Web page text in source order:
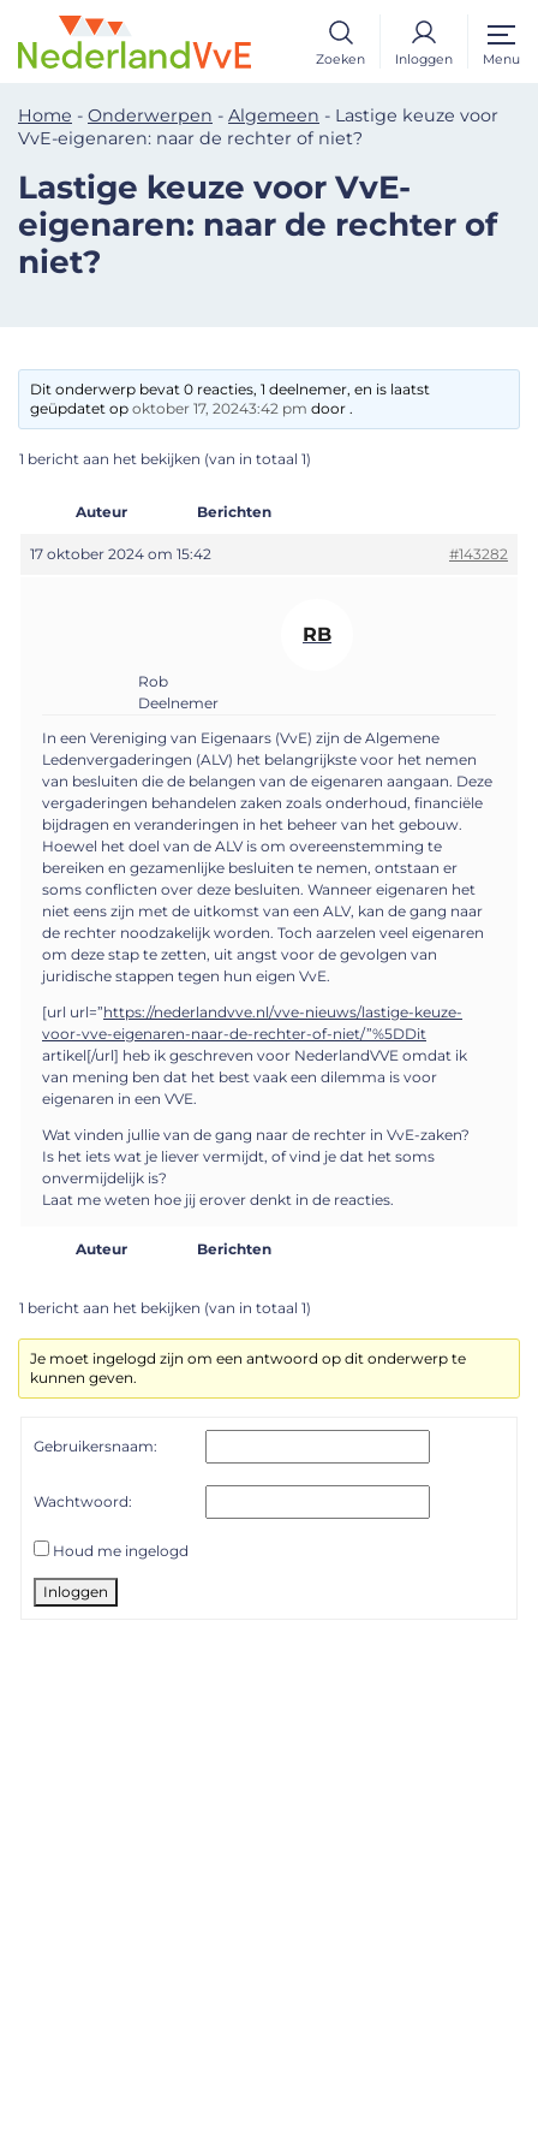
Zoeken Inloggen Menu
Home - Onderwerpen - Algemeen - Lastige keuze voor
VvE-eigenaren: naar de rechter of niet?
Lastige keuze voor VvE-
eigenaren: naar de rechter of
niet?
Dit onderwerp bevat 0 reacties, 1 deelnemer, en is laatst
geüpdatet opoktober 17, 20243:42 pm door .
1 bericht aan het bekijken (van in totaal 1)
Auteur Berichten
17 oktober 2024 om 15:42 #143282
RB
Rob
Deelnemer
In een Vereniging van Eigenaars (VvE) zijn de Algemene
Ledenvergaderingen (ALV) het belangrijkste voor het nemen
van besluiten die de belangen van de eigenaren aangaan. Deze
vergaderingen behandelen zaken zoals onderhoud, financiële
bijdragen en veranderingen in het beheer van het gebouw.
Hoewel het doel van de ALV is om overeenstemming te
bereiken en gezamenlijke besluiten te nemen, ontstaan er
soms conflicten over deze besluiten. Wanneer eigenaren het
niet eens zijn met de uitkomst van een ALV, kan de gang naar
de rechter noodzakelijk worden. Toch aarzelen veel eigenaren
om deze stap te zetten, uit angst voor de gevolgen van
juridische stappen tegen hun eigen VvE.
[url url=”https://nederlandvve.nl/vve-nieuws/lastige-keuze-
voor-vve-eigenaren-naar-de-rechter-of-niet/”%5DDit
artikel[/url] heb ik geschreven voor NederlandVVE omdat ik
van mening ben dat het best vaak een dilemma is voor
eigenaren in een VVE.
Wat vinden jullie van de gang naar de rechter in VvE-zaken?
Is het iets wat je liever vermijdt, of vind je dat het soms
onvermijdelijk is?
Laat me weten hoe jij erover denkt in de reacties.
Auteur Berichten
1 bericht aan het bekijken (van in totaal 1)
Je moet ingelogd zijn om een antwoord op dit onderwerp te
kunnen geven.
Gebruikersnaam:
Wachtwoord:
Houd me ingelogd
Inloggen